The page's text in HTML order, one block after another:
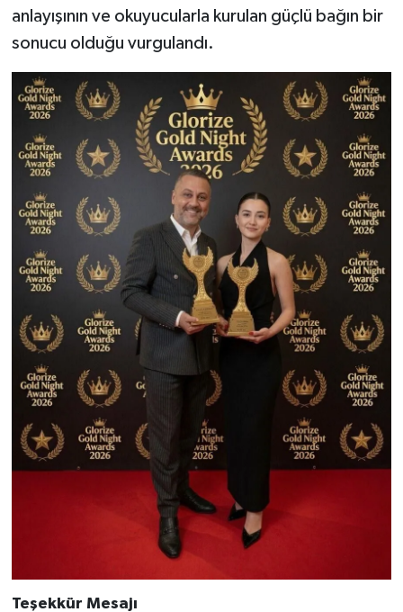
anlayışının ve okuyucularla kurulan güçlü bağın bir
sonucu olduğu vurgulandı.
Teşekkür Mesajı